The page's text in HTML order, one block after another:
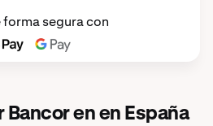
forma segura con
en en España